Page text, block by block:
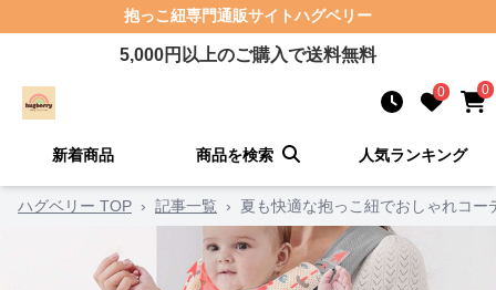
抱っこ紐専門通販サイトハグベリー
5,000円以上のご購入で送料無料
0 0
新着商品 商品を検索 人気ランキング
ハグベリー TOP › 記事一覧 › 夏も快適な抱っこ紐でおしゃれコ